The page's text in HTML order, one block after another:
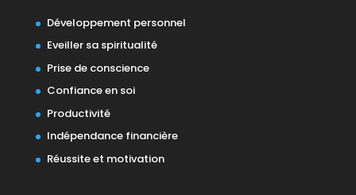
Développement personnel
Eveiller sa spiritualité
Prise de conscience
Confiance en soi
Productivité
Indépendance financière
Réussite et motivation